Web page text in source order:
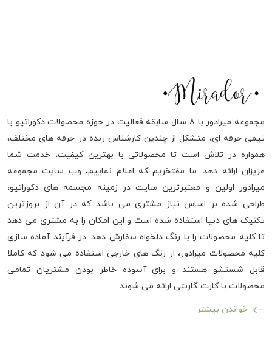
مجموعه میرادور با 8 سال سابقه فعالیت در حوزه محصولات دکوراتیو با
تیمی حرفه ای، متشکل از چندین کارشناس زبده در حرفه های مختلف،
همواره در تلاش است تا محصولاتی با بهترین کیفیت، خدمت شما
عزیزان ارائه دهد. ما مفتخریم که اعلام نماییم، وب سایت مجموعه
میرادور اولین و معتبرترین سایت در زمینه مجسمه های دکوراتیو،
طراحی شده بر اساس نیاز مشتری می باشد که در آن از بروزترین
تکنیک های دنیا استفاده شده است و این امکان را به مشتری می دهد
تا کلیه محصولات را با رنگ دلخواه سفارش دهد. در فرآیند آماده سازی
کلیه محصولات میرادور، از رنگ های خارجی استفاده می شود که کاملا
قابل شستشو هستند و برای آسوده خاطر بودن مشتریان تمامی
محصولات با کارت گارنتی ارائه می شوند.
خواندن بیشتر